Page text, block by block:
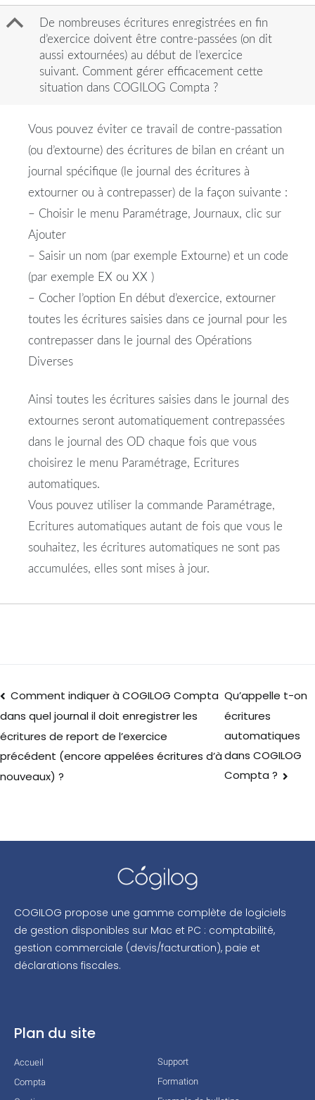
B
De nombreuses écritures enregistrées en fin
d’exercice doivent être contre-passées (on dit
aussi extournées) au début de l’exercice
suivant. Comment gérer efficacement cette
situation dans COGILOG Compta ?
Vous pouvez éviter ce travail de contre-passation
(ou d’extourne) des écritures de bilan en créant un
journal spécifique (le journal des écritures à
extourner ou à contrepasser) de la façon suivante :
– Choisir le menu Paramétrage, Journaux, clic sur
Ajouter
– Saisir un nom (par exemple Extourne) et un code
(par exemple EX ou XX )
– Cocher l’option En début d’exercice, extourner
toutes les écritures saisies dans ce journal pour les
contrepasser dans le journal des Opérations
Diverses
Ainsi toutes les écritures saisies dans le journal des
extournes seront automatiquement contrepassées
dans le journal des OD chaque fois que vous
choisirez le menu Paramétrage, Ecritures
automatiques.
Vous pouvez utiliser la commande Paramétrage,
Ecritures automatiques autant de fois que vous le
souhaitez, les écritures automatiques ne sont pas
accumulées, elles sont mises à jour.
Comment indiquer à COGILOG Compta
dans quel journal il doit enregistrer les
écritures de report de l’exercice
précédent (encore appelées écritures d’à
nouveaux) ?
Qu’appelle t-on
écritures
automatiques
dans COGILOG
Compta ?
COGILOG propose une gamme complète de logiciels
de gestion disponibles sur Mac et PC : comptabilité,
gestion commerciale (devis/facturation), paie et
déclarations fiscales.
Plan du site
Accueil
Compta
Support
Formation